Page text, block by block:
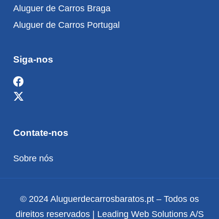
Aluguer de Carros Braga
Aluguer de Carros Portugal
Siga-nos
Contate-nos
Sobre nós
© 2024 Aluguerdecarrosbaratos.pt – Todos os
direitos reservados | Leading Web Solutions A/S